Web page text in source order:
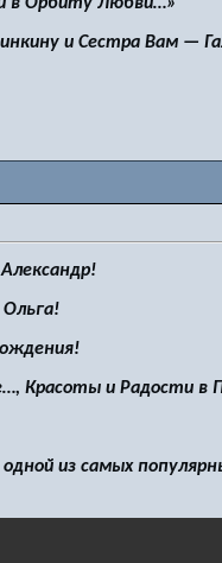
и Сестра Вам —
Красоты и Радости
из самых